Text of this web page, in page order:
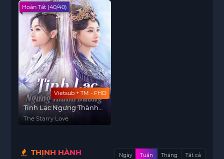
Vietsub + TM - FHD
Hoàn Tất (40/40)
Tinh Lạc Ngưng Thành
Đường
The Starry Love
THỊNH HÀNH Ngày Tuần Tháng Tất cả